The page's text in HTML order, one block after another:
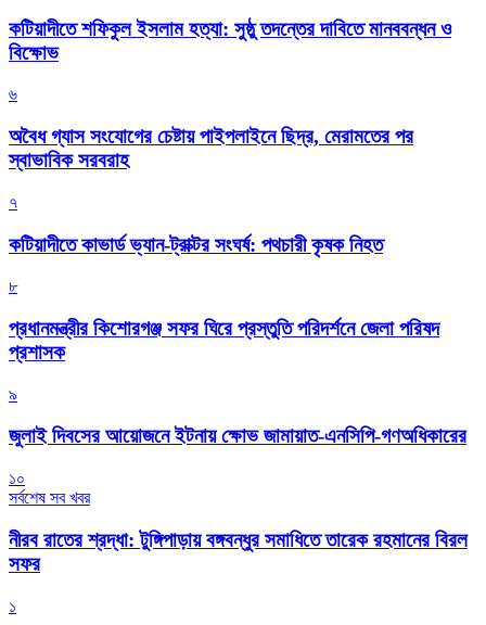
কটিয়াদীতে শফিকুল ইসলাম হত্যা: সুষ্ঠু তদন্তের দাবিতে মানববন্ধন ও
বিক্ষোভ
৬
অবৈধ গ্যাস সংযোগের চেষ্টায় পাইপলাইনে ছিদ্র, মেরামতের পর
স্বাভাবিক সরবরাহ
৭
কটিয়াদীতে কাভার্ড ভ্যান-ট্রাক্টর সংঘর্ষ: পথচারী কৃষক নিহত
৮
প্রধানমন্ত্রীর কিশোরগঞ্জ সফর ঘিরে প্রস্তুতি পরিদর্শনে জেলা পরিষদ
প্রশাসক
৯
জুলাই দিবসের আয়োজনে ইটনায় ক্ষোভ জামায়াত-এনসিপি-গণঅধিকারের
১০
সর্বশেষ সব খবর
নীরব রাতের শ্রদ্ধা: টুঙ্গিপাড়ায় বঙ্গবন্ধুর সমাধিতে তারেক রহমানের বিরল
সফর
১